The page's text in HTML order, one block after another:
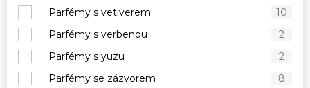
Parfémy s vetiverem
10
Parfémy s verbenou
2
Parfémy s yuzu
2
Parfémy se zázvorem
8